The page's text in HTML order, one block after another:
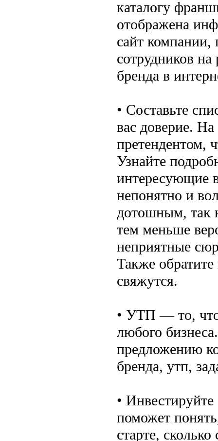
каталогу
отображена
сайт
сотрудников
бренда в
• Составьте
вас доверие. На
претендентом,
Узнайте
интересующие
непонятно и
дотошным, так
тем меньше
неприятные
Также
свяжутся.
• УТП — то, что
любого
предложению
бренда, утп,
•
поможет
старте,